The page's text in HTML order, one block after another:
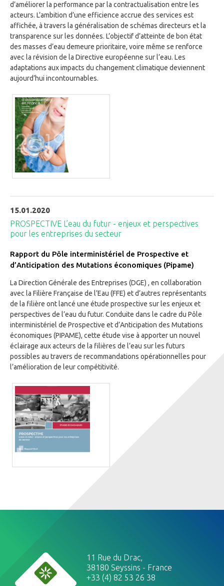
d’améliorer la performance par la contractualisation entre les
acteurs. L’ambition d’une efficience accrue des services est
affichée, à travers la généralisation de schémas directeurs et la
transparence sur les données. L’objectif d’atteinte de bon état
des masses d’eau demeure prioritaire, voire même se renforce
avec la révision de la Directive européenne sur l’eau. Les
adaptations aux impacts du changement climatique deviennent
aujourd’hui incontournables.
15.01.2020
PROSPECTIVE L’eau du futur - enjeux et perspectives
pour les entreprises du secteur
Rapport du Pôle interministériel de Prospective et
d’Anticipation des Mutations économiques (Pipame)
La Direction Générale des Entreprises (DGE) , en collaboration
avec la Filière Française de l’Eau (FFE) et d’autres représentants
de la filière ont lancé une étude prospective sur les enjeux et
perspectives de l’eau du futur. Conduite dans le cadre du Pôle
interministériel de Prospective et d’Anticipation des Mutations
économiques (PIPAME), cette étude vise à apporter un nouvel
éclairage aux acteurs de la filières de l’eau sur les futurs
possibles au travers de recommandations opérationnelles pour
l’amélioration de leur compétitivité.
11 Rue du Drac,
38180 Seyssins - France
+33 (4) 82 53 26 38